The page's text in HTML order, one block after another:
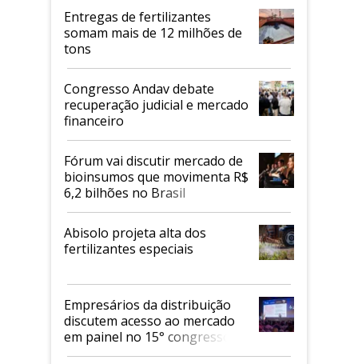
Entregas de fertilizantes
somam mais de 12 milhões de
tons
Congresso Andav debate
recuperação judicial e mercado
financeiro
Fórum vai discutir mercado de
bioinsumos que movimenta R$
6,2 bilhões no Brasil
Abisolo projeta alta dos
fertilizantes especiais
Empresários da distribuição
discutem acesso ao mercado
em painel no 15° congresso
Andav